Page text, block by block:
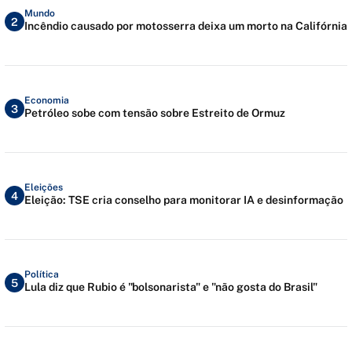
2
Mundo
Incêndio causado por motosserra deixa um morto na Califórnia
3
Economia
Petróleo sobe com tensão sobre Estreito de Ormuz
4
Eleições
Eleição: TSE cria conselho para monitorar IA e desinformação
5
Política
Lula diz que Rubio é "bolsonarista" e "não gosta do Brasil"